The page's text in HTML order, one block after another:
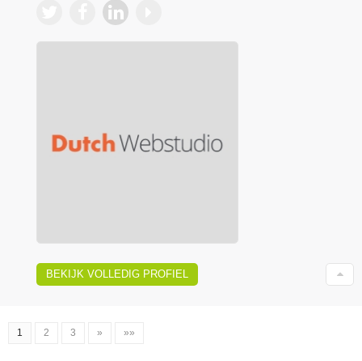
BEKIJK VOLLEDIG PROFIEL
1 2 3 » »»